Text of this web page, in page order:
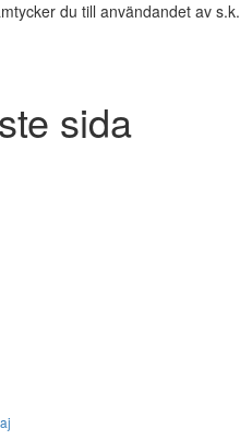
du till användandet av s.k.
sida